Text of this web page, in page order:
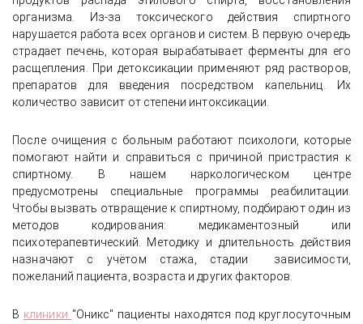
организма. Из-за токсического действия спиртного
нарушается работа всех органов и систем. В первую очередь
страдает печень, которая вырабатывает ферменты для его
расщепления. При детоксикации применяют ряд растворов,
препаратов для введения посредством капельниц. Их
количество зависит от степени интоксикации.
После очищения с больным работают психологи, которые
помогают найти и справиться с причиной пристрастия к
спиртному. В нашем наркологическом центре
предусмотрены специальные программы реабилитации.
Чтобы вызвать отвращение к спиртному, подбирают один из
методов кодирования: медикаментозный или
психотерапевтический. Методику и длительность действия
назначают с учётом стажа, стадии зависимости,
пожеланий пациента, возраста и других факторов.
В клиники "Оникс" пациенты находятся под круглосуточным